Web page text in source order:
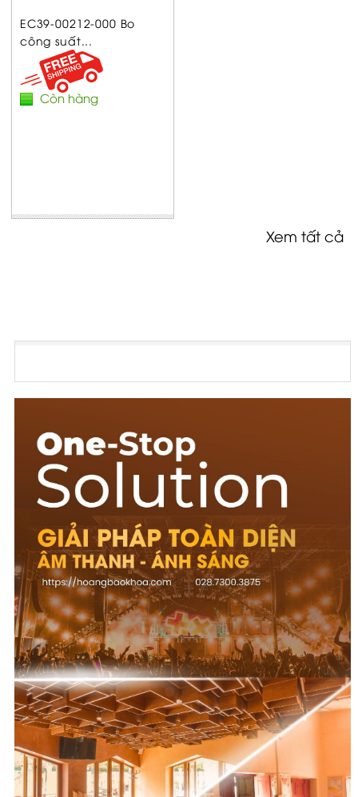
EC39-00212-000 Bo
công suất...
Còn hàng
Xem tất cả